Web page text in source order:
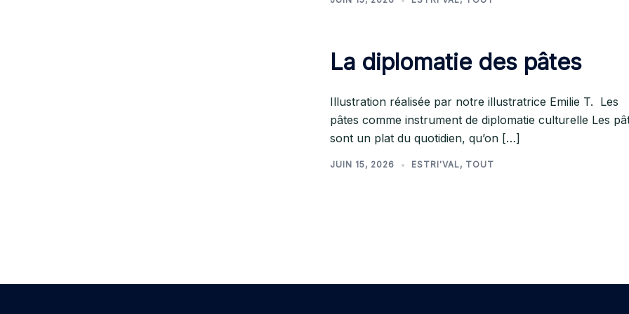
La diplomatie des pâtes
Illustration réalisée par notre illustratrice Emilie T. Les
pâtes comme instrument de diplomatie culturelle Les
sont un plat du quotidien, qu’on […]
JUIN 15, 2026 ESTRI'VAL, TOUT